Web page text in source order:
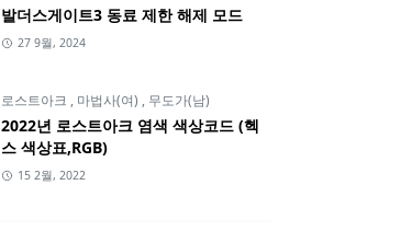
발더스게이트3 동료 제한 해제 모드
27 9월, 2024
로스트아크 , 마법사(여) , 무도가(남)
2022년 로스트아크 염색 색상코드 (헥
스 색상표,RGB)
15 2월, 2022